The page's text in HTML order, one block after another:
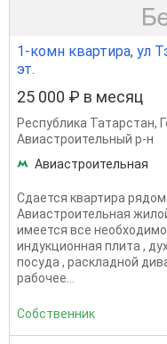
1-комн квартира, ул
эт.
25 000 ₽ в месяц
Республика Татарстан,
Авиастроительный р-н
Авиастроительная
Сдается квартира
Авиастроительная
имеется все
индукционная плита ,
посуда , раскладной
рабочее...
Собственник